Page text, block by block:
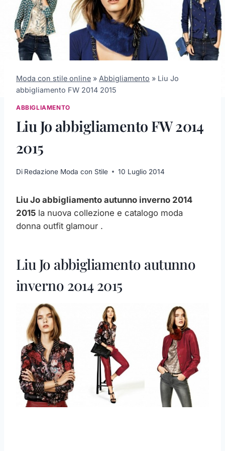
Moda con stile online » Abbigliamento » Liu Jo
abbigliamento FW 2014 2015
ABBIGLIAMENTO
Liu Jo abbigliamento FW 2014
2015
Di Redazione Moda con Stile 10 Luglio 2014
Liu Jo abbigliamento autunno inverno 2014
2015 la nuova collezione e catalogo moda
donna outfit glamour .
Liu Jo abbigliamento autunno
inverno 2014 2015